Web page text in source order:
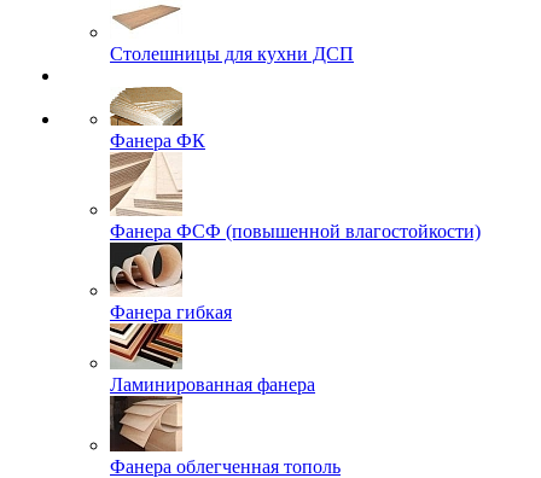
Столешницы для кухни ДСП
Фанера ФК
Фанера ФСФ (повышенной влагостойкости)
Фанера гибкая
Ламинированная фанера
Фанера облегченная тополь